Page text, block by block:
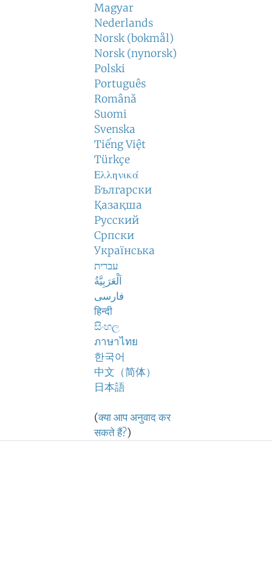
Magyar
Nederlands
Norsk (bokmål)
Norsk (nynorsk)
Polski
Português
Română
Suomi
Svenska
Tiếng Việt
Türkçe
Ελληνικά
Български
Қазақша
Русский
Српски
Українська
עברית
اَلْعَرَبِيَّةُ
فارسی
हिन्दी
සිංහල
ภาษาไทย
한국어
中文（简体）
日本語
(क्या आप अनुवाद कर
सकते हैं?)